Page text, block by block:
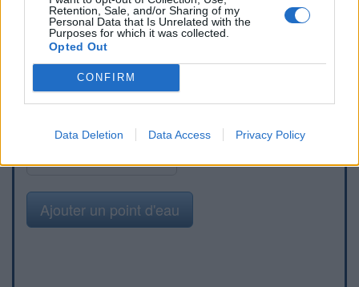
Retention, Sale, and/or Sharing of my
Personal Data that Is Unrelated with the
Purposes for which it was collected.
Opted Out
CONFIRM
Data Deletion Data Access Privacy Policy
Ajouter un point d'eau